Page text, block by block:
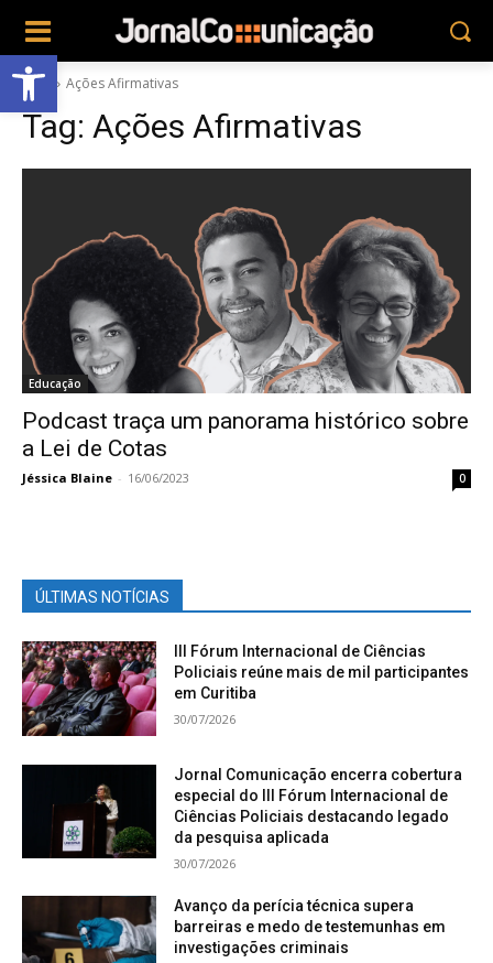
Abrir a barra de ferramentas
Tags Ações Afirmativas
Tag: Ações Afirmativas
Educação
Podcast traça um panorama histórico sobre
a Lei de Cotas
Jéssica Blaine - 16/06/2023 0
ÚLTIMAS NOTÍCIAS
III Fórum Internacional de Ciências
Policiais reúne mais de mil participantes
em Curitiba
30/07/2026
Jornal Comunicação encerra cobertura
especial do III Fórum Internacional de
Ciências Policiais destacando legado
da pesquisa aplicada
30/07/2026
Avanço da perícia técnica supera
barreiras e medo de testemunhas em
investigações criminais